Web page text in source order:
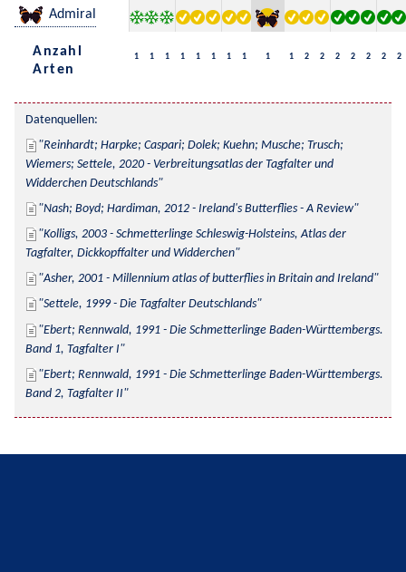
Admiral
Anzahl
Arten
1 1 1 1 1 1 1 1 1 1 2 2 2 2 2 2 2
Datenquellen:
Reinhardt; Harpke; Caspari; Dolek; Kuehn; Musche; Trusch;
Wiemers; Settele, 2020 - Verbreitungsatlas der Tagfalter und
Widderchen Deutschlands
Nash; Boyd; Hardiman, 2012 - Ireland's Butterflies - A Review
Kolligs, 2003 - Schmetterlinge Schleswig-Holsteins, Atlas der
Tagfalter, Dickkopffalter und Widderchen
Asher, 2001 - Millennium atlas of butterflies in Britain and Ireland
Settele, 1999 - Die Tagfalter Deutschlands
Ebert; Rennwald, 1991 - Die Schmetterlinge Baden-Württembergs.
Band 1, Tagfalter I
Ebert; Rennwald, 1991 - Die Schmetterlinge Baden-Württembergs.
Band 2, Tagfalter II